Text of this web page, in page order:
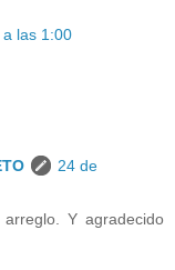
las 1:00
24 de
Y agradecido